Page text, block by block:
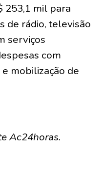
253,1 mil para
de rádio, televisão
serviços
com
mobilização de
Ac24horas.